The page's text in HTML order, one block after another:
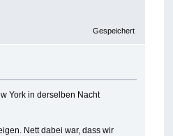
Gespeichert
York in derselben Nacht
Nett dabei war, dass wir